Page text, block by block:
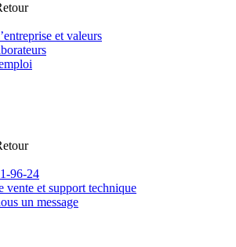
et valeurs
96-24
vente et support technique
un message